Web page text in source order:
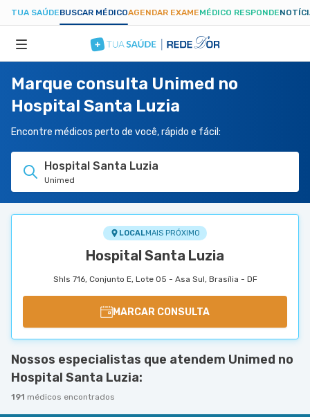
TUA SAÚDEBUSCAR MÉDICOAGENDAR EXAMEMÉDICO RESPONDE
ESPECIALIDADES
HOSPITAIS
TUASAUDE.COM
Marque consulta Unimed no
Hospital Santa Luzia
Encontre médicos perto de você, rápido e fácil:
Hospital Santa Luzia
Unimed
LOCALMAIS PRÓXIMO
Hospital Santa Luzia
Shls 716, Conjunto E, Lote 05 - Asa Sul, Brasília - DF
MARCAR CONSULTA
Nossos especialistas que atendem Unimed no
Hospital Santa Luzia:
191 médicos encontrados